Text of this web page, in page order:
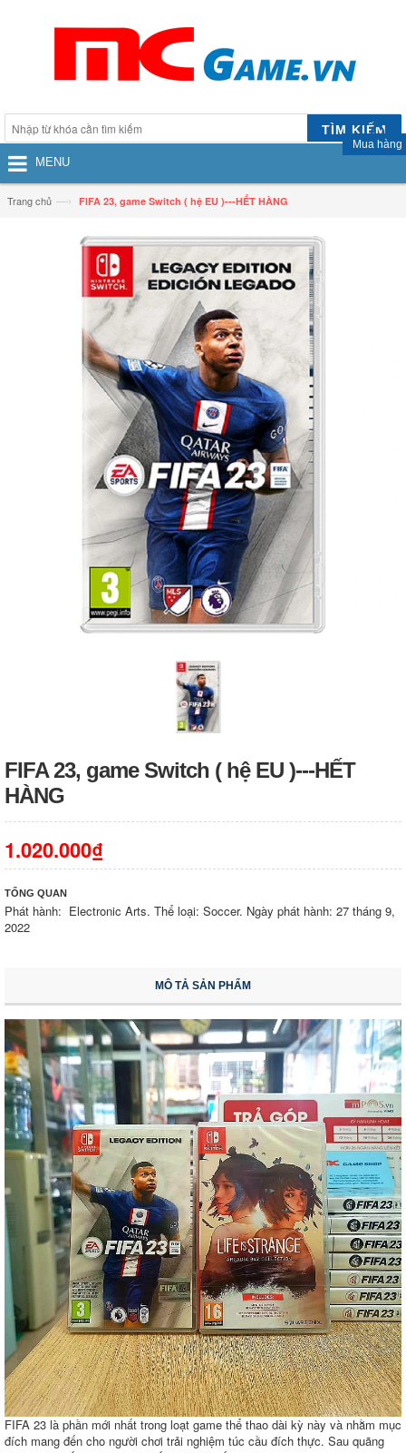
TÌM KIẾM
Mua hàng
MENU
Trang chủ —› FIFA 23, game Switch ( hệ EU )---HẾT HÀNG
FIFA 23, game Switch ( hệ EU )---HẾT
HÀNG
1.020.000₫
TỔNG QUAN
Phát hành: Electronic Arts. Thể loại: Soccer. Ngày phát hành: 27 tháng 9,
2022
MÔ TẢ SẢN PHẨM
FIFA 23 là phần mới nhất trong loạt game thể thao dài kỳ này và nhằm mục
đích mang đến cho người chơi trải nghiệm túc cầu đích thực. Sau quãng